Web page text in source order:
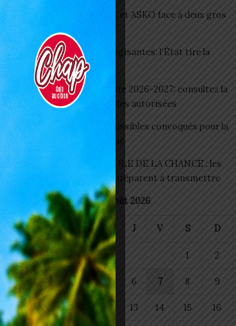
Interclubs CAF: ASCK et ASKO face à deux gros
morceaux
Togo/ Boissons énergisantes: l’État tire la
sonnette d’alarme
Togo/ Rentrée scolaire 2026-2027: consultez la
liste officielle des écoles autorisées
ESSAL 2026 : les admissibles convoqués pour la
visite médicale à Lomé
SWEDD+ Togo / ECOLE DE LA CHANCE : les
maitres-artisans se préparent à transmettre
août 2026
L M M J V S D
1 2
3 4 5 6 7 8 9
10 11 12 13 14 15 16